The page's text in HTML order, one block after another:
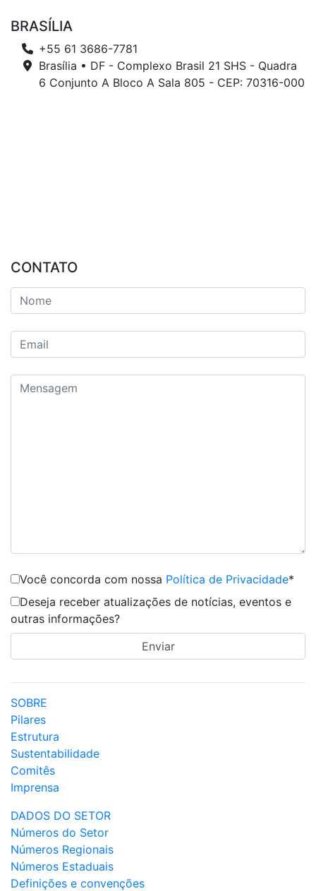
BRASÍLIA
+55 61 3686-7781
Brasília • DF - Complexo Brasil 21 SHS - Quadra
6 Conjunto A Bloco A Sala 805 - CEP: 70316-000
CONTATO
Você concorda com nossa Política de Privacidade*
Deseja receber atualizações de notícias, eventos e
outras informações?
SOBRE
Pilares
Estrutura
Sustentabilidade
Comitês
Imprensa
DADOS DO SETOR
Números do Setor
Números Regionais
Números Estaduais
Definições e convenções